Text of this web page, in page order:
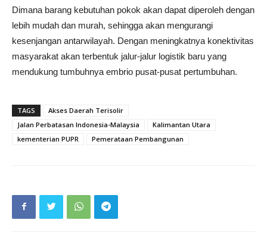
Dimana barang kebutuhan pokok akan dapat diperoleh dengan
lebih mudah dan murah, sehingga akan mengurangi
kesenjangan antarwilayah. Dengan meningkatnya konektivitas
masyarakat akan terbentuk jalur-jalur logistik baru yang
mendukung tumbuhnya embrio pusat-pusat pertumbuhan.
TAGS
Akses Daerah Terisolir
Jalan Perbatasan Indonesia-Malaysia
Kalimantan Utara
kementerian PUPR
Pemerataan Pembangunan